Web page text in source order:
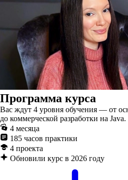
Программа курса
Вас ждут 4 уровня обучения — от
до коммерческой разработки на Java.
4 месяца
185 часов практики
4 проекта
Обновили курс в 2026 году